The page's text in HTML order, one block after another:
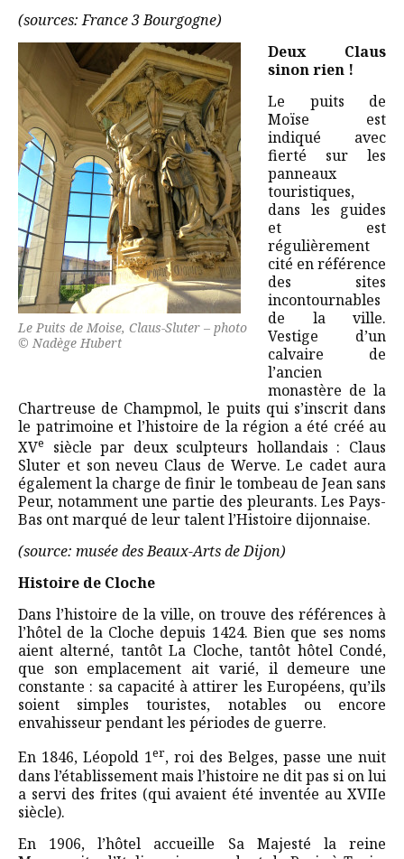
(sources: France 3 Bourgogne)
Le Puits de Moise, Claus-Sluter – photo
© Nadège Hubert
Deux Claus
sinon rien !
Le puits de
Moïse est
indiqué avec
fierté sur les
panneaux
touristiques,
dans les guides
et est
régulièrement
cité en référence
des sites
incontournables
de la ville.
Vestige d’un
calvaire de
l’ancien
monastère de la
Chartreuse de Champmol, le puits qui s’inscrit dans
le patrimoine et l’histoire de la région a été créé au
XVe
siècle par deux sculpteurs hollandais : Claus
Sluter et son neveu Claus de Werve. Le cadet aura
également la charge de finir le tombeau de Jean sans
Peur, notamment une partie des pleurants. Les Pays-
Bas ont marqué de leur talent l’Histoire dijonnaise.
(source: musée des Beaux-Arts de Dijon)
Histoire de Cloche
Dans l’histoire de la ville, on trouve des références à
l’hôtel de la Cloche depuis 1424. Bien que ses noms
aient alterné, tantôt La Cloche, tantôt hôtel Condé,
que son emplacement ait varié, il demeure une
constante : sa capacité à attirer les Européens, qu’ils
soient simples touristes, notables ou encore
envahisseur pendant les périodes de guerre.
En 1846, Léopold 1er, roi des Belges, passe une nuit
dans l’établissement mais l’histoire ne dit pas si on lui
a servi des frites (qui avaient été inventée au XVIIe
siècle).
En 1906, l’hôtel accueille Sa Majesté la reine